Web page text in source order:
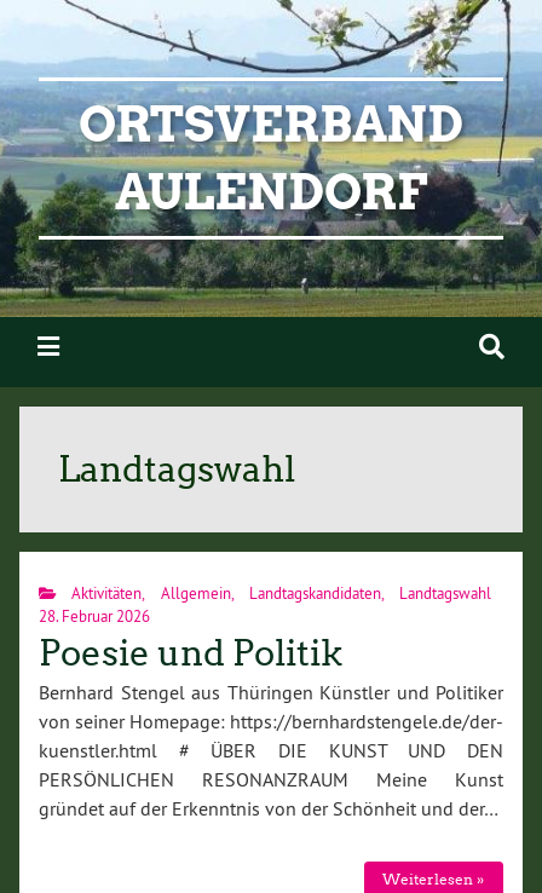
ORTSVERBAND
AULENDORF
Landtagswahl
Aktivitäten, Allgemein, Landtagskandidaten, Landtagswahl
28. Februar 2026
Poesie und Politik
Bernhard Stengel aus Thüringen Künstler und Politiker
von seiner Homepage: https://bernhardstengele.de/der-
kuenstler.html # ÜBER DIE KUNST UND DEN
PERSÖNLICHEN RESONANZRAUM Meine Kunst
gründet auf der Er­kennt­nis von der Schön­heit und der…
Weiterlesen »